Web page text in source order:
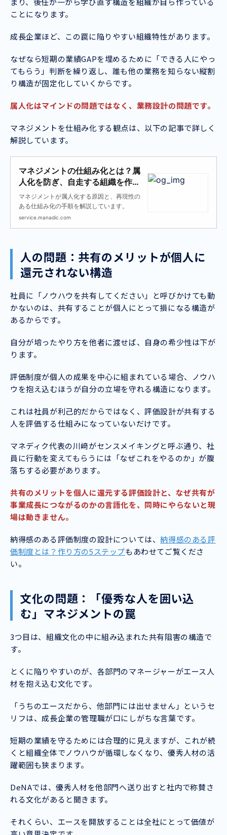
ことになります。
成長企業ほど、この罠に陥りやすい組織特性があります。
なぜなら短期の業績GAPを埋めるために「できる人にやっ
てもらう」判断を繰り返し、誰も他の業務を知らない縦割
り構造が固定化していくからです。
属人化はマインドの問題ではなく、業務設計の問題です。
マネジメントを仕組み化する観点は、以下の記事で詳しく
解説しています。
マネジメントの仕組み化とは？属
人化を防ぎ、自走する組織を作る
4ステップ
マネジメントが属人化する原因と、再現性の
ある仕組み化の手順を解説しています。
service.manadic.com
人の問題：共有のメリットが個人に
還元されない構造
社員に「ノウハウを共有してください」と呼びかけても動
かないのは、共有することが個人にとって損になる構造が
あるからです。
自分が培ったやり方を他者に渡せば、自身の希少性は下が
ります。
評価制度が個人の成果を中心に組まれている場合、ノウハ
ウを抱え込むほうが自分の立場を守れる構造になります。
これは社員が利己的だからではなく、評価設計が共有する
人を評価する仕組みになっていないだけです。
マネディク代表の川﨑がセンスメイキングと呼ぶ通り、社
員に行動を変えてもらうには「なぜこれをやるのか」が腹
落ちする必要があります。
共有のメリットを個人に還元する評価設計と、なぜ共有が
事業成長につながるのかの言語化を、同時にやらないと現
場は動きません。
納得感のある評価制度の設計については、納得感のある評
価制度とは？作り方の5ステップもあわせてご覧くださ
い。
文化の問題：「優秀な人を囲い込
む」マネジメントの罠
3つ目は、組織文化の中に組み込まれた共有阻害の構造で
す。
とくに陥りやすいのが、各部門のマネージャーがエース人
材を抱え込む文化です。
「うちのエースだから、他部門には出せません」というセ
リフは、成長企業の管理職が口にしがちな言葉です。
短期の業績を守るためには合理的に見えますが、これが続
くと組織全体でノウハウが循環しなくなり、優秀人材の活
躍範囲も狭まります。
DeNAでは、優秀人材を他部門へ送り出すと社内で称賛さ
れる文化があると聞きます。
それくらい、エースを開放することは全社にとって価値が